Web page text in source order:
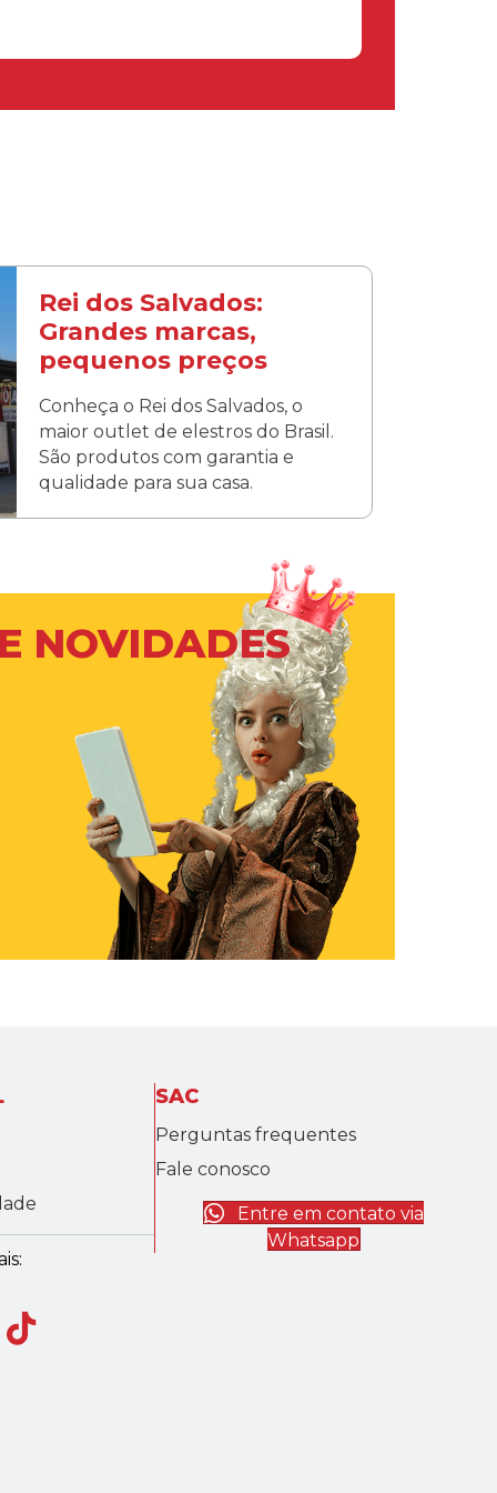
Rei dos Salvados:
Grandes marcas,
pequenos preços
Conheça o Rei dos Salvados, o
maior outlet de elestros do Brasil.
São produtos com garantia e
qualidade para sua casa.
NOVIDADES
SAC
Perguntas frequentes
Fale conosco
Entre em contato via
Whatsapp